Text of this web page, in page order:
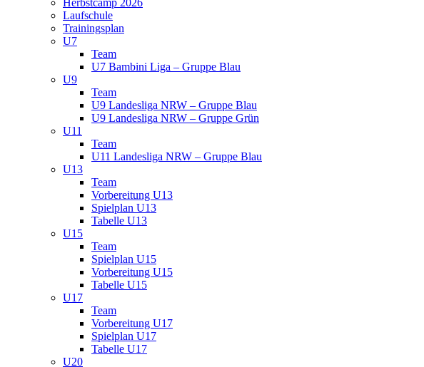
Herbstcamp 2026
Laufschule
Trainingsplan
U7
Team
U7 Bambini Liga – Gruppe Blau
U9
Team
U9 Landesliga NRW – Gruppe Blau
U9 Landesliga NRW – Gruppe Grün
U11
Team
U11 Landesliga NRW – Gruppe Blau
U13
Team
Vorbereitung U13
Spielplan U13
Tabelle U13
U15
Team
Spielplan U15
Vorbereitung U15
Tabelle U15
U17
Team
Vorbereitung U17
Spielplan U17
Tabelle U17
U20